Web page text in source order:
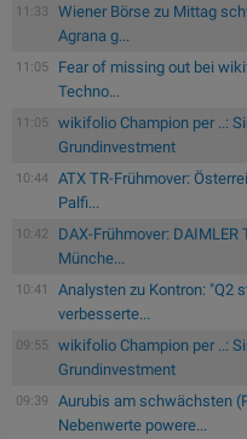
11:33
Wiener Börse zu Mittag
Agrana g...
11:05
Fear of missing out bei
Techno...
11:05
wikifolio Champion per ..:
Grundinvestment
10:44
ATX TR-Frühmover:
Palfi...
10:42
DAX-Frühmover: DAIMLER
Münche...
10:41
Analysten zu Kontron: "Q2
verbesserte...
09:55
wikifolio Champion per ..:
Grundinvestment
09:39
Aurubis am schwächsten
Nebenwerte powere...